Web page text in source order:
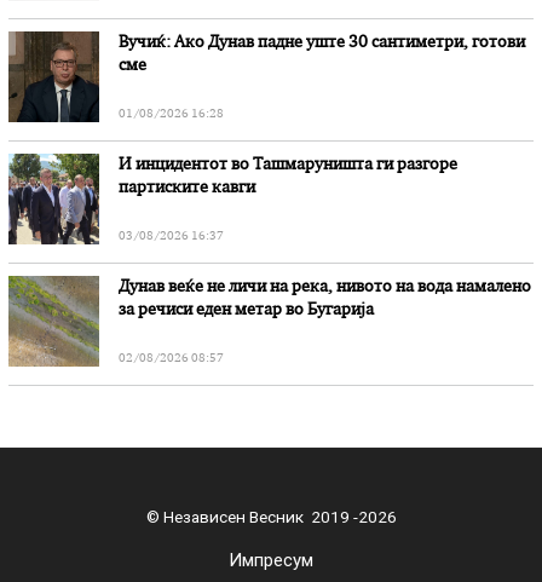
Вучиќ: Ако Дунав падне уште 30 сантиметри, готови
сме
01/08/2026 16:28
И инцидентот во Ташмаруништa ги разгоре
партиските кавги
03/08/2026 16:37
Дунав веќе не личи на река, нивото на вода намалено
за речиси еден метар во Бугарија
02/08/2026 08:57
© Независен Весник 2019 -2026
Импресум